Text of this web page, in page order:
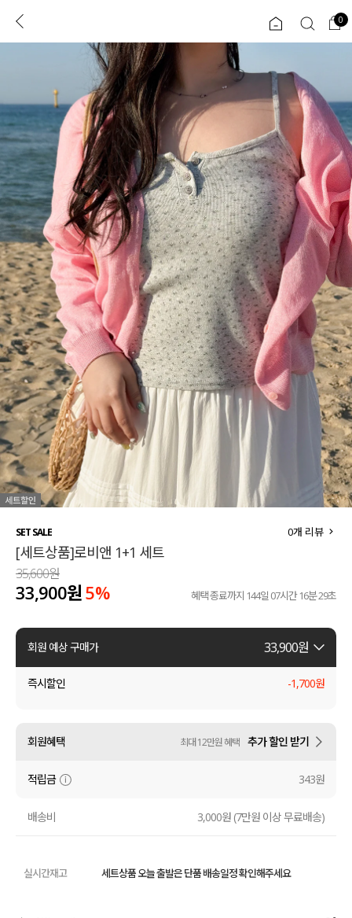
로그인 0
ENG
TW
JP
콘텐츠 리뷰 & 혜택 플러스핏 회원혜택
CATEGORY COMMUNITY
도착보장⚡
인플루언서 pick!
신상 5%
베스트
MADE
세트할인 ~30%
하객룩
살안타템
110사이즈
티셔츠
팬츠
셔츠
원피스
수영복
아우터
코디템
FIT ZOOM
ALL
익스클루시브
아우터
티셔츠
니트
블라우스
원피스
팬츠
스커트
ACC
0
SET SALE
[세트상품]로비앤 1+1 세트
0개 리뷰
35,600원
33,900원5% 혜택 종료까지 144일 07시간 16분 28초
회원 예상 구매가 33,900원
즉시할인 -1,700원
회원혜택 최대 12만원 혜택 추가 할인 받기
적립금 343원
배송비 3,000원 (7만원 이상 무료배송)
실시간재고 세트상품 오늘 출발은 단품 배송일정 확인해주세요